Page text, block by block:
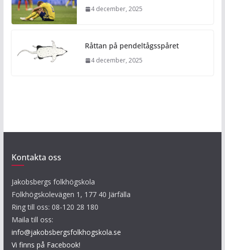
4 december, 2025
Råttan på pendeltågsspåret
4 december, 2025
Kontakta oss
Jakobsbergs folkhögskola
Folkhögskolevägen 1, 177 40 Järfälla
Ring till oss: 08-120 28 180
Maila till oss:
info@jakobsbergsfolkhogskola.se
Vi finns på Facebook!